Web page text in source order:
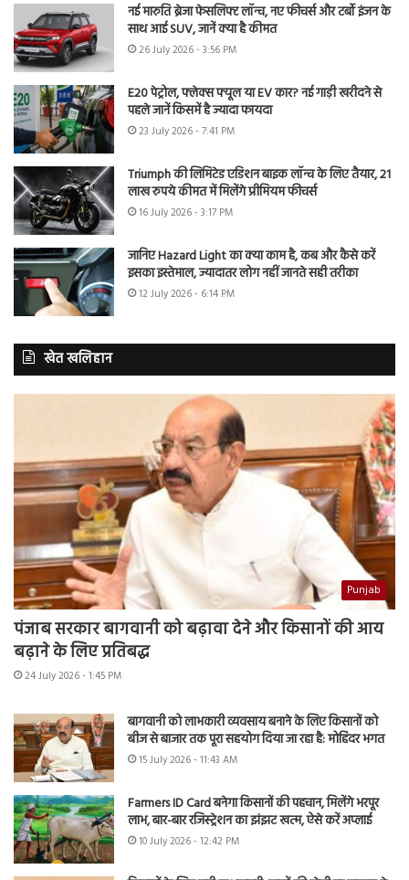
नई मारुति ब्रेजा फेसलिफ्ट लॉन्च, नए फीचर्स और टर्बो इंजन के
साथ आई SUV, जानें क्या है कीमत
26 July 2026 - 3:56 PM
E20 पेट्रोल, फ्लेक्स फ्यूल या EV कार? नई गाड़ी खरीदने से
पहले जानें किसमें है ज्यादा फायदा
23 July 2026 - 7:41 PM
Triumph की लिमिटेड एडिशन बाइक लॉन्च के लिए तैयार, 21
लाख रुपये कीमत में मिलेंगे प्रीमियम फीचर्स
16 July 2026 - 3:17 PM
जानिए Hazard Light का क्या काम है, कब और कैसे करें
इसका इस्तेमाल, ज्यादातर लोग नहीं जानते सही तरीका
12 July 2026 - 6:14 PM
खेत खलिहान
Punjab
पंजाब सरकार बागवानी को बढ़ावा देने और किसानों की आय
बढ़ाने के लिए प्रतिबद्ध
24 July 2026 - 1:45 PM
बागवानी को लाभकारी व्यवसाय बनाने के लिए किसानों को
बीज से बाजार तक पूरा सहयोग दिया जा रहा है: मोहिंदर भगत
15 July 2026 - 11:43 AM
Farmers ID Card बनेगा किसानों की पहचान, मिलेंगे भरपूर
लाभ, बार-बार रजिस्ट्रेशन का झंझट खत्म, ऐसे करें अप्लाई
10 July 2026 - 12:42 PM